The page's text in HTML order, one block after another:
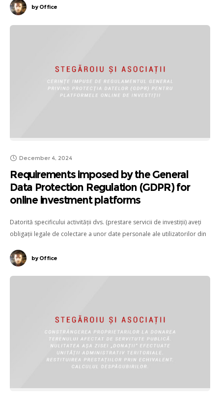
byOffice
December 4, 2024
Requirements imposed by the General
Data Protection Regulation (GDPR) for
online investment platforms
Datorită specificului activității dvs. (prestare servicii de investiții) aveți
obligații legale de colectare a unor date personale ale utilizatorilor din
byOffice